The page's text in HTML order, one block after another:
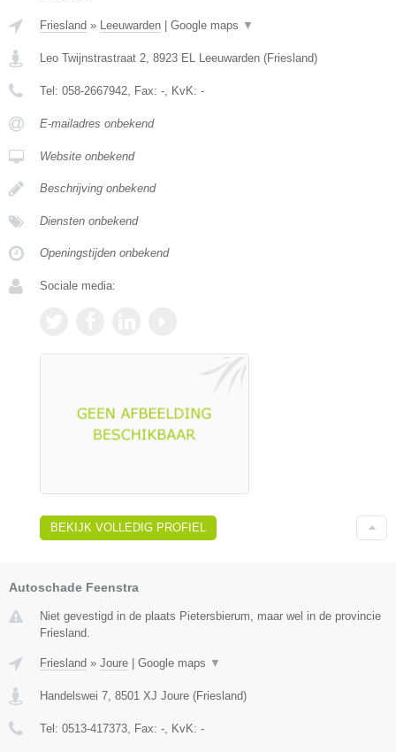
Friesland » Leeuwarden Google maps ▼
Leo Twijnstrastraat 2, 8923 EL Leeuwarden (Friesland)
Tel: 058-2667942, Fax: -, KvK: -
E-mailadres onbekend
Website onbekend
Beschrijving onbekend
Diensten onbekend
Openingstijden onbekend
Sociale media:
BEKIJK VOLLEDIG PROFIEL
Autoschade Feenstra
Niet gevestigd in de plaats Pietersbierum, maar wel in de provincie
Friesland.
Friesland » Joure Google maps ▼
Handelswei 7 8501 XJ Joure (Friesland)
Tel: 0513-417373 , Fax: - , KvK: -